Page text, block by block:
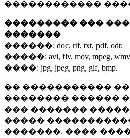
������������
��������� ���
�������
������: doc, rtf, txt, pdf, odt;
�����: avi, flv, mov, mpeg,
����: jpg, jpeg, png, gif, bmp.
�� �����������
�������� ������
��� �������
�����
�������. ����